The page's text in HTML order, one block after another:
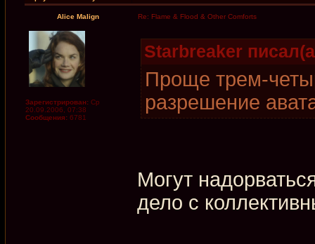
Alice Malign Re: Flame & Flood & Other Comforts
Зарегистрирован: Ср
20.09.2006, 07:38
Сообщения: 6781
Starbreaker
Проще трем-
разрешение
Могут
дело с